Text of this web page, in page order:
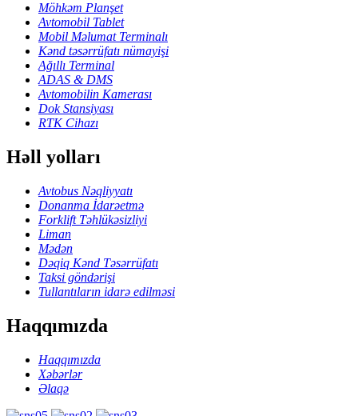
Möhkəm Planşet
Avtomobil Tablet
Mobil Məlumat Terminalı
Kənd təsərrüfatı nümayişi
Ağıllı Terminal
ADAS & DMS
Avtomobilin Kamerası
Dok Stansiyası
RTK Cihazı
Həll yolları
Avtobus Nəqliyyatı
Donanma İdarəetmə
Forklift Təhlükəsizliyi
Liman
Mədən
Dəqiq Kənd Təsərrüfatı
Taksi göndərişi
Tullantıların idarə edilməsi
Haqqımızda
Haqqımızda
Xəbərlər
Əlaqə